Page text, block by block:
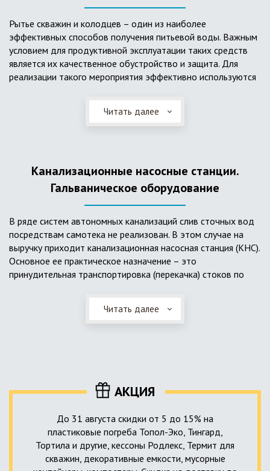
Рытье скважин и колодцев – один из наиболее
эффективных способов получения питьевой воды. Важным
условием для продуктивной эксплуатации таких средств
является их качественное обустройство и защита. Для
реализации такого мероприятия эффективно используются
Главное и неоспоримое преимущество кессонов – это
возможность эксплуатации в условиях пониженных
подвержены промерзанию. Оптимальный вариант
установки железобетонных кессонов – это заниженный
уровень грунтовых вод (УГВ) на участке, а кессон,
выполненный из пластика, может служить на территории с
высоким УГВ.
Очищенная вода без перебоев – незабвенная мечта
каждого владельца загородного дома. Чтобы выполнить
установку кессонов, погребов и колодцев, вам непременно
следует воспользоваться услугами специалистов нашей
компании. Мы максимально оперативно и качественно
проведем весь комплекс изыскательских мероприятий,
выполним необходимые расчеты и проектирование,
Читать далее
Канализационные насосные станции.
Гальваническое оборудование
В ряде систем автономных канализаций слив сточных вод
посредствам самотека не реализован. В этом случае на
выручку приходит канализационная насосная станция (КНС).
Основное ее практическое назначение – это
принудительная транспортировка (перекачка) стоков по
Такая станция может позиционироваться как в подвальном
помещении дома, так и функционировать в условиях
от исполнения.
Читать далее
АКЦИЯ
До 31 августа скидки от 5 до 15% на
пластиковые погреба Топол-Эко, Тингард,
Тортила и другие, кессоны Родлекс, Термит для
скважин, декоративные емкости, мусорные